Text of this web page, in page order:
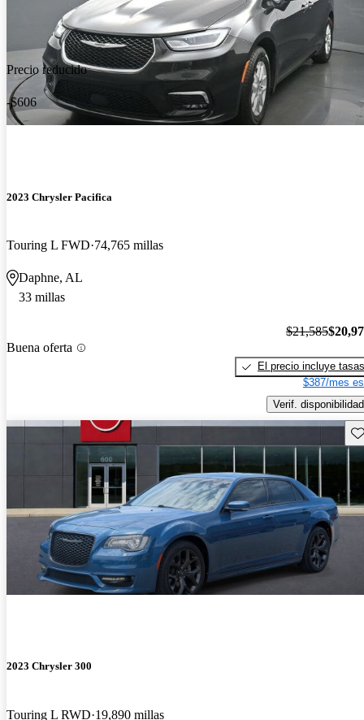
Precio reducido
-$606
2023 Chrysler Pacifica
Touring L FWD 74,765 millas
Daphne, AL
33 millas
Buena oferta
$21,585
El precio incluye tasas
$387/mes
Verif. disponibilidad
2023 Chrysler 300
Touring L RWD 19,890 millas